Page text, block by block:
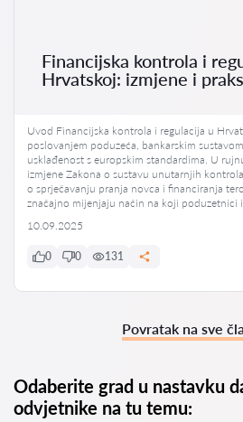
Financijska kontrola i
Hrvatskoj: izmjene i
Uvod Financijska kontrola i regulacija u
poslovanjem poduzeća, bankarskim
usklađenost s europskim standardima. U
izmjene Zakona o sustavu unutarnjih
o sprječavanju pranja novca i financiranja
značajno mijenjaju način na koji
10.09.2025
0 0 131
Povratak na sve
Odaberite grad u nastavku
odvjetnike na tu temu: